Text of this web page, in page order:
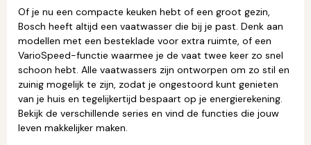
Of je nu een compacte keuken hebt of een groot gezin,
Bosch heeft altijd een vaatwasser die bij je past. Denk aan
modellen met een besteklade voor extra ruimte, of een
VarioSpeed-functie waarmee je de vaat twee keer zo snel
schoon hebt. Alle vaatwassers zijn ontworpen om zo stil en
zuinig mogelijk te zijn, zodat je ongestoord kunt genieten
van je huis en tegelijkertijd bespaart op je energierekening.
Bekijk de verschillende series en vind de functies die jouw
leven makkelijker maken.